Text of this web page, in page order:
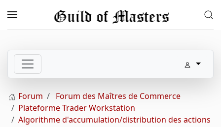
Skip to main content
Forum
Forum des Maîtres de Commerce
Plateforme Trader Workstation
Algorithme d'accumulation/distribution des actions